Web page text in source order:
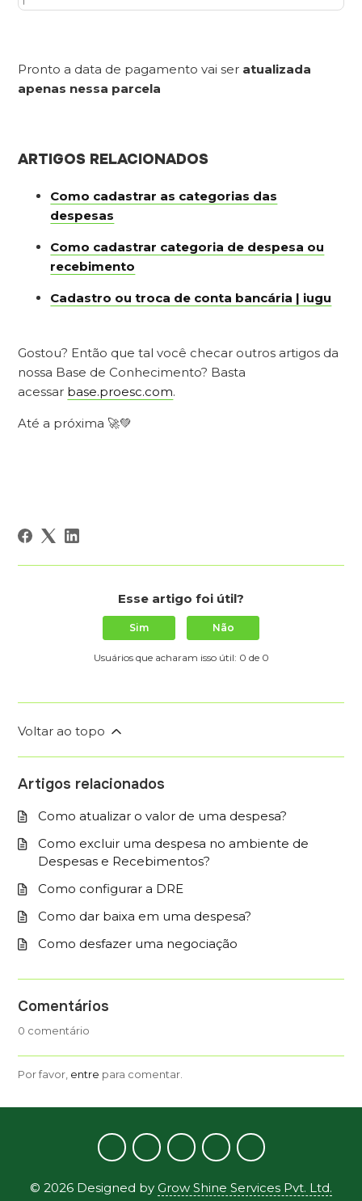
Pronto a data de pagamento vai ser atualizada
apenas nessa parcela
ARTIGOS RELACIONADOS
Como cadastrar as categorias das
despesas
Como cadastrar categoria de despesa ou
recebimento
Cadastro ou troca de conta bancária | iugu
Gostou? Então que tal você checar outros artigos da
nossa Base de Conhecimento? Basta
acessar base.proesc.com.
Até a próxima 🚀💚
Esse artigo foi útil?
Sim Não
Usuários que acharam isso útil: 0 de 0
Voltar ao topo
Artigos relacionados
Como atualizar o valor de uma despesa?
Como excluir uma despesa no ambiente de
Despesas e Recebimentos?
Como configurar a DRE
Como dar baixa em uma despesa?
Como desfazer uma negociação
Comentários
0 comentário
Por favor, entre para comentar.
© 2026 Designed by Grow Shine Services Pvt. Ltd.